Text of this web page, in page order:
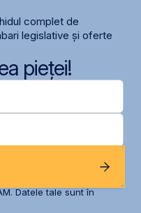
complet de
legislative și oferte
pieței!
Datele tale sunt în